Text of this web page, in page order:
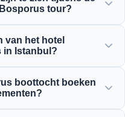
tour?
paleis, de Ortaköy-
Ottomaanse
van het hotel
in Istanbul?
Taksim en
boottocht boeken